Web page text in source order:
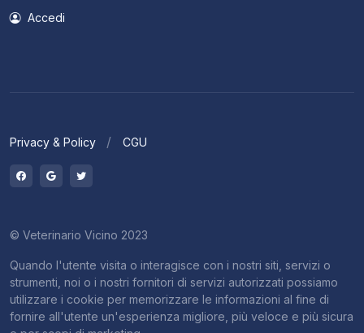
Accedi
Privacy & Policy CGU
© Veterinario Vicino 2023
Quando l'utente visita o interagisce con i nostri siti, servizi o
strumenti, noi o i nostri fornitori di servizi autorizzati possiamo
utilizzare i cookie per memorizzare le informazioni al fine di
fornire all'utente un'esperienza migliore, più veloce e più sicura